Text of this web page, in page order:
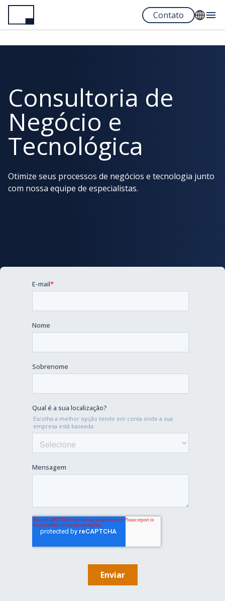
Pular
o
Contato
English
Portuguese
Consultoria de
Negócio e
Tecnológica
Otimize seus processos de negócios e tecnologia junto
com nossa equipe de especialistas.